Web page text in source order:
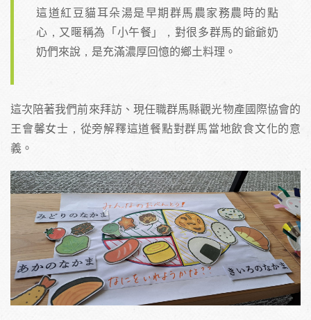
這道紅豆貓耳朵湯是早期群馬農家務農時的點
心，又暱稱為「小午餐」，對很多群馬的爺爺奶
奶們來說，是充滿濃厚回憶的鄉土料理。
這次陪著我們前來拜訪、現任職群馬縣觀光物產國際協會的
王會馨女士，從旁解釋這道餐點對群馬當地飲食文化的意
義。